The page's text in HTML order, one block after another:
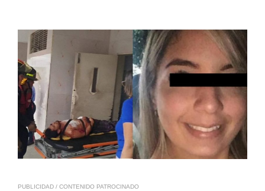
PUBLICIDAD / CONTENIDO PATROCINADO